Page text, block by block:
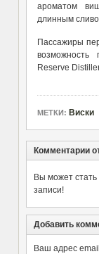
ароматом
длинным
Пассажиры
возможность
Reserve
МЕТКИ: Виски
Комментарии
Вы может
записи!
Добавить
Ваш адрес